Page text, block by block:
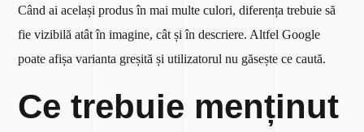
Când ai același produs în mai multe culori, diferența trebuie să
fie vizibilă atât în imagine, cât și în descriere. Altfel Google
poate afișa varianta greșită și utilizatorul nu găsește ce caută.
Ce trebuie menținut